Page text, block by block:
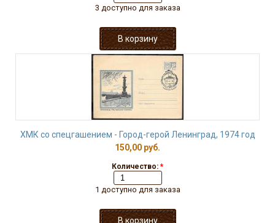
3 доступно для заказа
ХМК со спецгашением - Город-герой Ленинград, 1974 год
150,00 руб.
Количество: *
1 доступно для заказа